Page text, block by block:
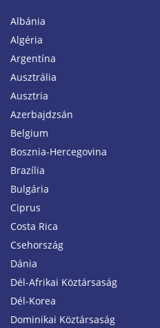
Albánia
Algéria
Argentína
Ausztrália
Ausztria
Azerbajdzsán
Belgium
Bosznia-Hercegovina
Brazília
Bulgária
Ciprus
Costa Rica
Csehország
Dánia
Dél-Afrikai Köztársaság
Dél-Korea
Dominikai Köztársaság